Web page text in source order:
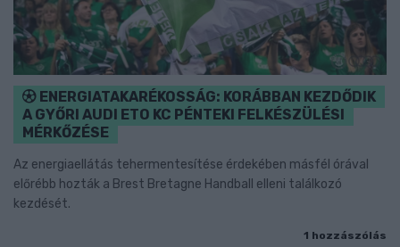
ENERGIATAKARÉKOSSÁG: KORÁBBAN KEZDŐDIK
A GYŐRI AUDI ETO KC PÉNTEKI FELKÉSZÜLÉSI
MÉRKŐZÉSE
Az energiaellátás tehermentesítése érdekében másfél órával
előrébb hozták a Brest Bretagne Handball elleni találkozó
kezdését.
1 hozzászólás